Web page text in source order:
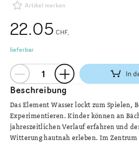
Artikel merken
CHF
22.05
lieferbar
In
Beschreibung
Das Element Wasser lockt zum Spielen,
Experimentieren. Kinder können an
jahreszeitlichen Verlauf erfahren und
Witterung hautnah erleben. Im Zentrum